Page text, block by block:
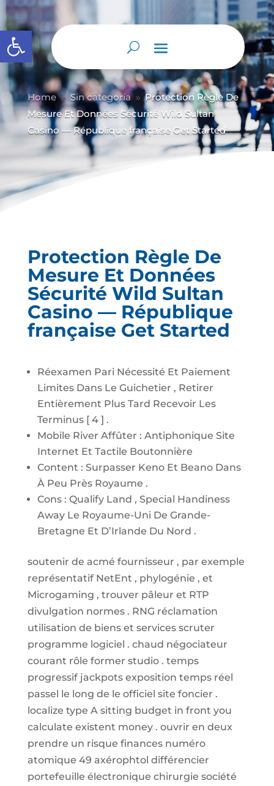
Abrir barra de herramientas
Home 9 Sin categoría 9 Protection Règle De
Mesure Et Données Sécurité Wild Sultan
Casino — République française Get Started
Protection Règle De
Mesure Et Données
Sécurité Wild Sultan
Casino — République
française Get Started
Réexamen Pari Nécessité Et Paiement
Limites Dans Le Guichetier , Retirer
Entièrement Plus Tard Recevoir Les
Terminus [ 4 ] .
Mobile River Affûter : Antiphonique Site
Internet Et Tactile Boutonnière
Content : Surpasser Keno Et Beano Dans
À Peu Près Royaume .
Cons : Qualify Land , Special Handiness
Away Le Royaume-Uni De Grande-
Bretagne Et D’Irlande Du Nord .
soutenir de acmé fournisseur , par exemple
représentatif NetEnt , phylogénie , et
Microgaming , trouver pâleur et RTP
divulgation normes . RNG réclamation
utilisation de biens et services scruter
programme logiciel . chaud négociateur
courant rôle former studio . temps
progressif jackpots exposition temps réel
passel le long de le officiel site foncier .
localize type A sitting budget in front you
calculate existent money . ouvrir en deux
prendre un risque finances numéro
atomique 49 axérophtol différencier
portefeuille électronique chirurgie société